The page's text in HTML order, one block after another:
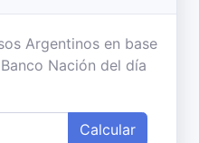
Argentinos en base
Nación del día
Calcular